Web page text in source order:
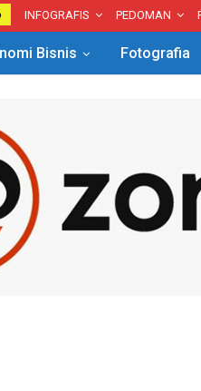
INFOGRAFIS PEDOMAN
Bisnis Fotografia